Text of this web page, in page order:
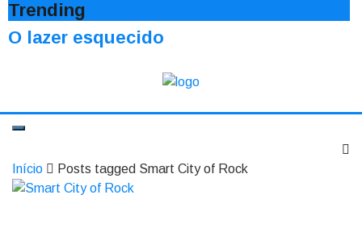
Trending
O lazer esquecido
Início Posts tagged Smart City of Rock